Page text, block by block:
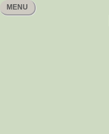
MENU